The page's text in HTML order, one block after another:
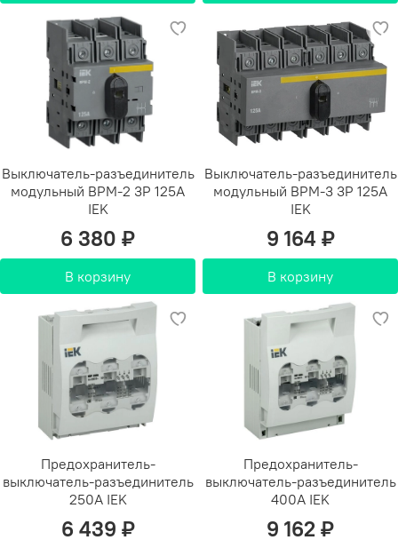
Выключатель-разъединитель
модульный ВРМ-2 3P 125А
IEK
6 380 ₽
В корзину
Выключатель-разъединитель
модульный ВРМ-3 3P 125А
IEK
9 164 ₽
В корзину
Предохранитель-
выключатель-разъединитель
250А IEK
6 439 ₽
Предохранитель-
выключатель-разъединитель
400А IEK
9 162 ₽